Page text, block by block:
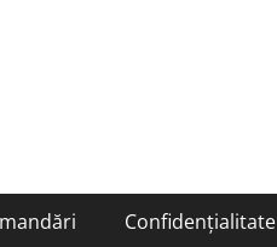
Confidențialitate